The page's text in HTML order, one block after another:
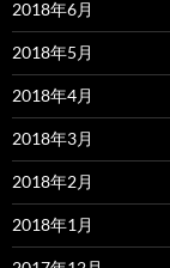
2018年6月
2018年5月
2018年4月
2018年3月
2018年2月
2018年1月